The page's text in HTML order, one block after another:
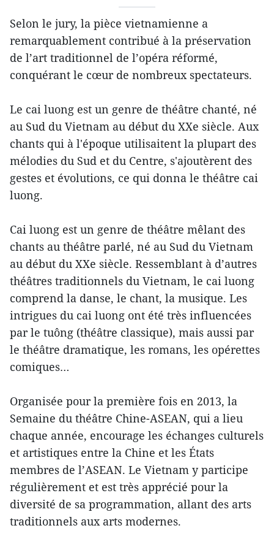
Selon le jury, la pièce vietnamienne a
remarquablement contribué à la préservation
de l’art traditionnel de l’opéra réformé,
conquérant le cœur de nombreux spectateurs.
Le cai luong est un genre de théâtre chanté, né
au Sud du Vietnam au début du XXe siècle. Aux
chants qui à l'époque utilisaitent la plupart des
mélodies du Sud et du Centre, s'ajoutèrent des
gestes et évolutions, ce qui donna le théâtre cai
luong.
Cai luong est un genre de théâtre mêlant des
chants au théâtre parlé, né au Sud du Vietnam
au début du XXe siècle. Ressemblant à d’autres
théâtres traditionnels du Vietnam, le cai luong
comprend la danse, le chant, la musique. Les
intrigues du cai luong ont été très influencées
par le tuông (théâtre classique), mais aussi par
le théâtre dramatique, les romans, les opérettes
comiques…
Organisée pour la première fois en 2013, la
Semaine du théâtre Chine-ASEAN, qui a lieu
chaque année, encourage les échanges culturels
et artistiques entre la Chine et les États
membres de l’ASEAN. Le Vietnam y participe
régulièrement et est très apprécié pour la
diversité de sa programmation, allant des arts
traditionnels aux arts modernes.